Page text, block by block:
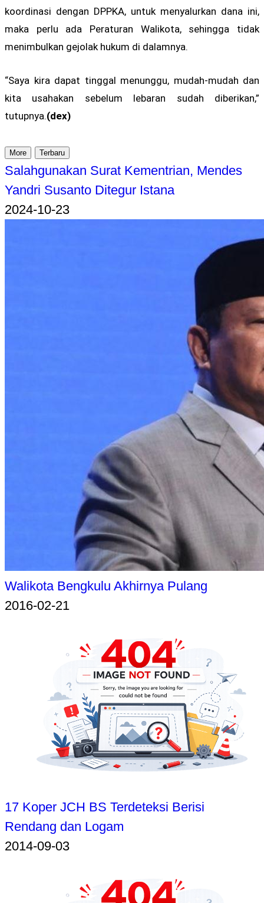
koordinasi dengan DPPKA, untuk menyalurkan dana ini,
maka perlu ada Peraturan Walikota, sehingga tidak
menimbulkan gejolak hukum di dalamnya.
“Saya kira dapat tinggal menunggu, mudah-mudah dan
kita usahakan sebelum lebaran sudah diberikan,”
tutupnya.(dex)
More Terbaru
Salahgunakan Surat Kementrian, Mendes
Yandri Susanto Ditegur Istana
2024-10-23
Walikota Bengkulu Akhirnya Pulang
2016-02-21
17 Koper JCH BS Terdeteksi Berisi
Rendang dan Logam
2014-09-03